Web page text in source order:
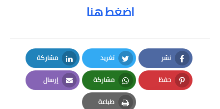
اضغط هنا
نشر
Facebook
تغريد
Twitter
مشاركة
LinkedIn
حفظ
Pinterest
مشاركة
Whatsapp
إرسال
Email
طباعة